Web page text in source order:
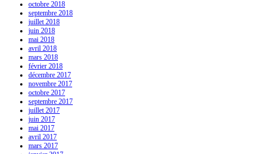
octobre 2018
septembre 2018
juillet 2018
juin 2018
mai 2018
avril 2018
mars 2018
février 2018
décembre 2017
novembre 2017
octobre 2017
septembre 2017
juillet 2017
juin 2017
mai 2017
avril 2017
mars 2017